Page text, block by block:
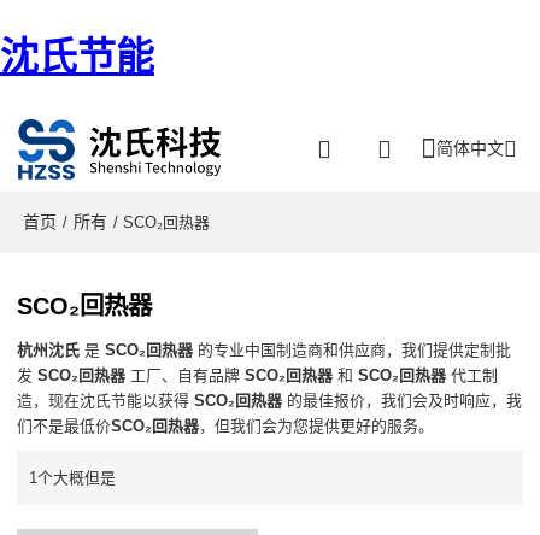
沈氏节能
简体中文
首页 / 所有 / SCO₂回热器
SCO₂回热器
杭州沈氏 是SCO₂回热器 的专业中国制造商和供应商，我们提供定制批
发SCO₂回热器 工厂、自有品牌SCO₂回热器 和SCO₂回热器 代工制
造，现在沈氏节能以获得SCO₂回热器 的最佳报价，我们会及时响应，我
们不是最低价SCO₂回热器，但我们会为您提供更好的服务。
1个大概但是